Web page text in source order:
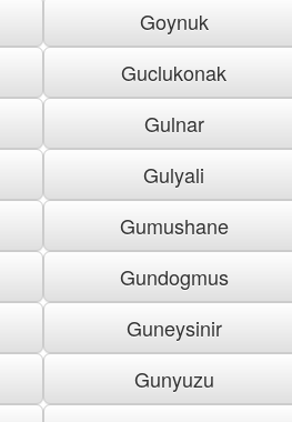
Goynuk
Guclukonak
Gulnar
Gulyali
Gumushane
Gundogmus
Guneysinir
Gunyuzu